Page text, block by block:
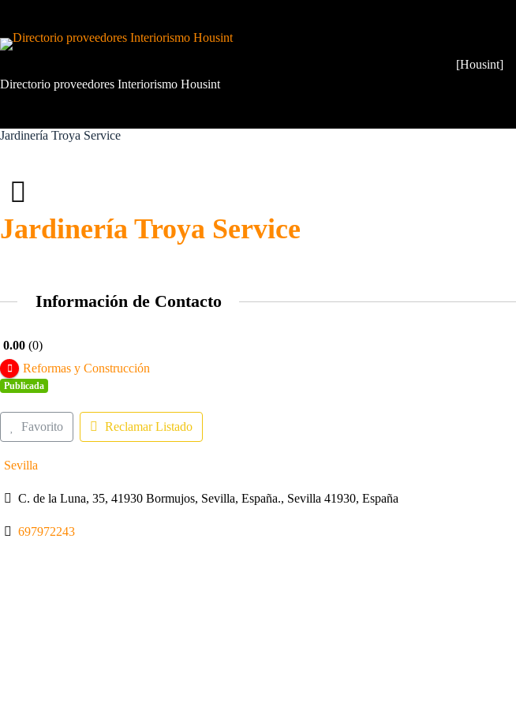
contenido
Directorio proveedores Interiorismo Housint
[Housint]
Jardinería Troya Service
Jardinería Troya Service
Información de Contacto
0.00 0
Reformas y Construcción
Publicada
Favorito Reclamar Listado
Sevilla
C. de la Luna, 35, 41930 Bormujos, Sevilla, España., Sevilla 41930, España
697972243